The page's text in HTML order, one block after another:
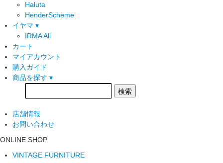
Haluta
HenderScheme
イヤマ ▾
IRMA All
カート
マイアカウント
購入ガイド
商品を探す ▾
店舗情報
お問い合わせ
ONLINE SHOP
VINTAGE FURNITURE